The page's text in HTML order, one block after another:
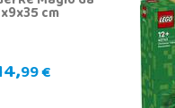
cm
99 €